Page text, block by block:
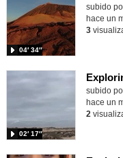
subido
04′ 34″
hace un
3
subido
02′ 17″
hace un
2